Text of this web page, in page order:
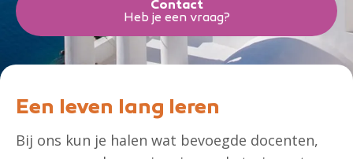
Contact
Heb je een vraag?
Een leven lang leren
Bij ons kun je halen wat bevoegde docenten,